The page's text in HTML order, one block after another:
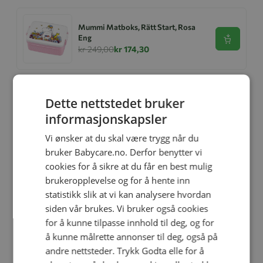
Mummi Matboks, Rätt Start, Rosa
Eng
kr 249,00kr 174,30
Se
Rätt Start Snackbox, Mummi Eng
kr 199,00kr 139,30
kr 179,00kr 125,30
Rätt Start Snackbox, Beskow
Tomtebobarna
kr 199,00 kr 139,30
Dette nettstedet bruker
informasjonskapsler
Vi ønsker at du skal være trygg når du
bruker Babycare.no. Derfor benytter vi
cookies for å sikre at du får en best mulig
brukeropplevelse og for å hente inn
statistikk slik at vi kan analysere hvordan
siden vår brukes. Vi bruker også cookies
for å kunne tilpasse innhold til deg, og for
å kunne målrette annonser til deg, også på
andre nettsteder. Trykk Godta elle for å